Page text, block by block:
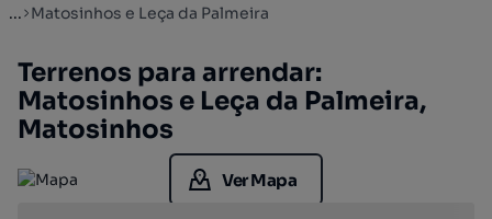
... Matosinhos e Leça da Palmeira
Terrenos para arrendar:
Matosinhos e Leça da Palmeira,
Matosinhos
Ver Mapa